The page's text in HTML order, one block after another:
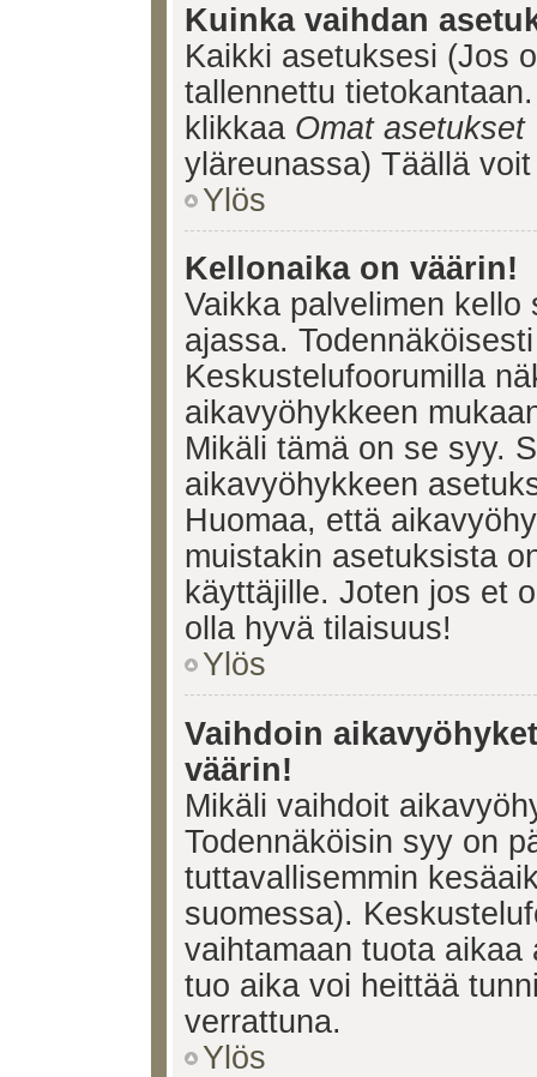
Kuinka vaihdan
Kaikki asetuksesi (Jos
tallennettu
klikkaa Omat asetukset
yläreunassa) Täällä
Ylös
Kellonaika on väärin!
Vaikka palvelimen
ajassa.
Keskustelufoorumilla
aikavyöhykkeen
Mikäli tämä on se syy.
aikavyöhykkeen
Huomaa, että
muistakin asetuksista
käyttäjille. Joten jos et
olla hyvä tilaisuus!
Ylös
Vaihdoin
väärin!
Mikäli vaihdoit
Todennäköisin syy on
tuttavallisemmin
suomessa).
vaihtamaan tuota
tuo aika voi heittää
verrattuna.
Ylös